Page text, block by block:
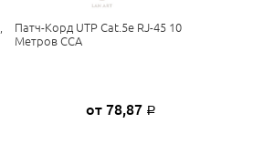
Патч-Корд UTP Cat.5e RJ-45 10
Метров CCA
от 78,87 Р